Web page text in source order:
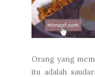
Orang yang
itu adalah